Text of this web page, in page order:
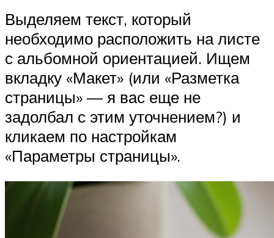
Выделяем текст, который
необходимо расположить на листе
с альбомной ориентацией. Ищем
вкладку «Макет» (или «Разметка
страницы» — я вас еще не
задолбал с этим уточнением?) и
кликаем по настройкам
«Параметры страницы».